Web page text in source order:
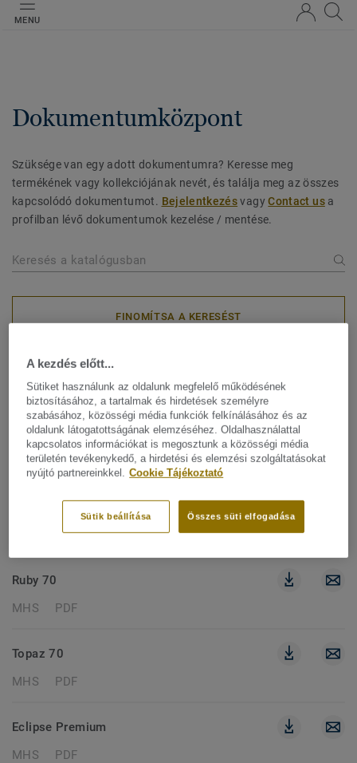
MENU
Dokumentumközpont
Szüksége van egy adott dokumentumra? Keresse meg
termékének vagy kollekciójának nevét, és találja meg az összes
kapcsolódó dokumentumot. BejelentkezésvagyContact usa
profilban lévő dokumentumok kezelése / mentése.
FINOMÍTSA A KERESÉST
130 dokumentumok
MHS
Szűrők törlése
CLASSIC 40
PDF
Ruby 70
MHS
PDF
Topaz 70
MHS
PDF
Eclipse Premium
MHS
PDF
A kezdés előtt...
Sütiket használunk az oldalunk megfelelő működésének
biztosításához, a tartalmak és hirdetések személyre
szabásához, közösségi média funkciók felkínálásához és az
oldalunk látogatottságának elemzéséhez. Oldalhasználattal
kapcsolatos információkat is megosztunk a közösségi média
területén tevékenykedő, a hirdetési és elemzési szolgáltatásokat
nyújtó partnereinkkel. Cookie Tájékoztató
Összes süti elfogadása
Sütik beállítása